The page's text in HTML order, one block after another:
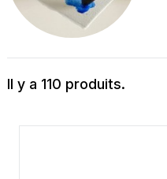
Il y a 110 produits.